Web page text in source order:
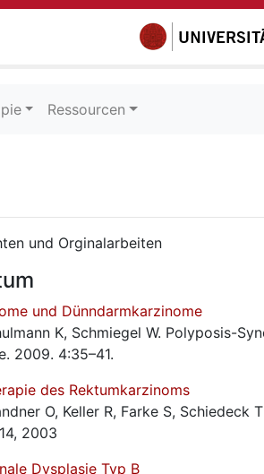
Ressourcen
und Orginalarbeiten
und Dünndarmkarzinome
K, Schmiegel W. Polyposis-
2009. 4:35–41.
des Rektumkarzinoms
O, Keller R, Farke S,
2003
Dysplasie Typ B